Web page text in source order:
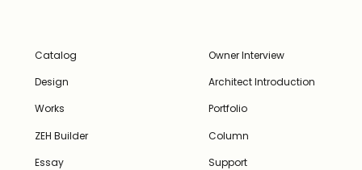
Catalog
Owner Interview
Design
Architect Introduction
Works
Portfolio
ZEH Builder
Column
Essay
Support